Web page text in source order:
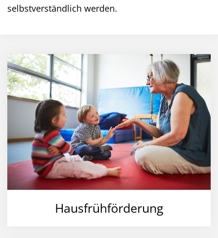
selbstverständlich werden.
Hausfrühförderung